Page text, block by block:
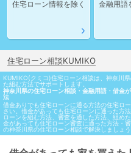
KUMIKO(クミコ)住宅ローン相談は、神奈川
た組む方法でサポートします。
神奈川県の住宅ローン相談・金融用語・借金
法
借金ありでも住宅ローンに通る方法の住宅ロ
さい。借金があっても住宅ローンに通った方
ローンを組む方法、審査を通した方法、組め
金があっても住宅ローン審査に通った方法・
の神奈川県の住宅ローン相談で解決しましょう
住宅ローン情報を除く 金融用語
住宅ローン相談KUMIKO